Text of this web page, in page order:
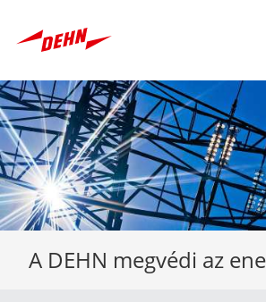
Skip
to
main
content
A DEHN megvédi az